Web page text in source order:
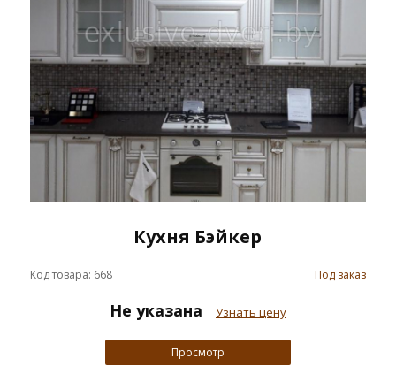
Кухня Бэйкер
Код товара: 668 Под заказ
Не указана Узнать цену
Просмотр